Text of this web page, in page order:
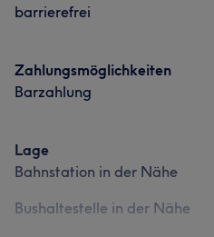
barrierefrei
Zahlungsmöglichkeiten
Barzahlung
Lage
Bahnstation in der Nähe
Bushaltestelle in der Nähe